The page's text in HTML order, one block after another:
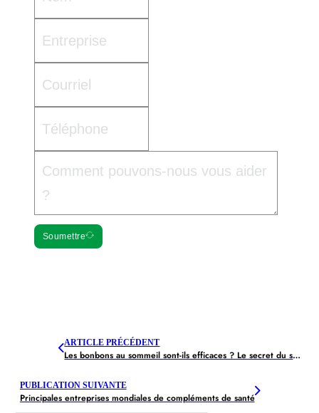
Soumettre
ARTICLE PRÉCÉDENT
Les bonbons au sommeil sont-ils efficaces ? Le secret du sommeil selon la science
PUBLICATION SUIVANTE
Principales entreprises mondiales de compléments de santé